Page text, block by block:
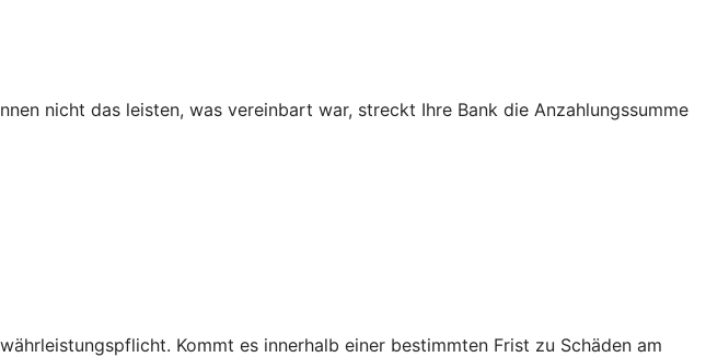
nicht das leisten, was vereinbart war, streckt Ihre Bank die Anzahlungssumme
Kommt es innerhalb einer bestimmten Frist zu Schäden am